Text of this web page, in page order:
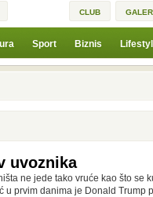
CLUB
Sport Biznis
uvoznika
ne jede tako vruće kao što se
u prvim danima je Donald Trump